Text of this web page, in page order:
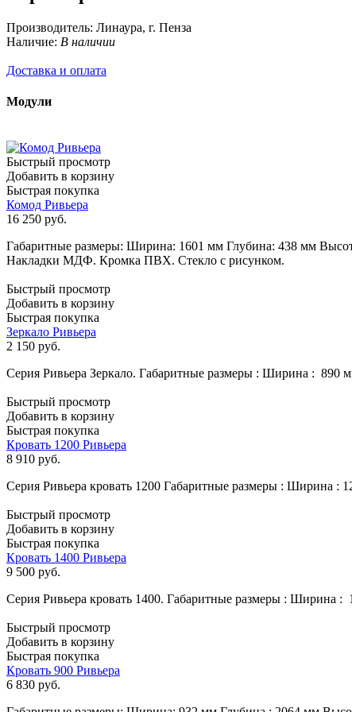
Производитель: Линаура, г. Пенза
Наличие: В наличии
Доставка и оплата
Модули
Быстрый просмотр
Добавить в корзину
Быстрая покупка
Комод Ривьера
16 250 руб.
Габаритные размеры: Ширина: 1601 мм Глубина: 438 мм
Накладки МДФ. Кромка ПВХ. Стекло с рисунком.
Быстрый просмотр
Добавить в корзину
Быстрая покупка
Зеркало Ривьера
2 150 руб.
Серия Ривьера Зеркало. Габаритные размеры : Ширина :
Быстрый просмотр
Добавить в корзину
Быстрая покупка
Кровать 1200 Ривьера
8 910 руб.
Серия Ривьера кровать 1200 Габаритные размеры : Ширина
Быстрый просмотр
Добавить в корзину
Быстрая покупка
Кровать 1400 Ривьера
9 500 руб.
Серия Ривьера кровать 1400. Габаритные размеры :
Быстрый просмотр
Добавить в корзину
Быстрая покупка
Кровать 900 Ривьера
6 830 руб.